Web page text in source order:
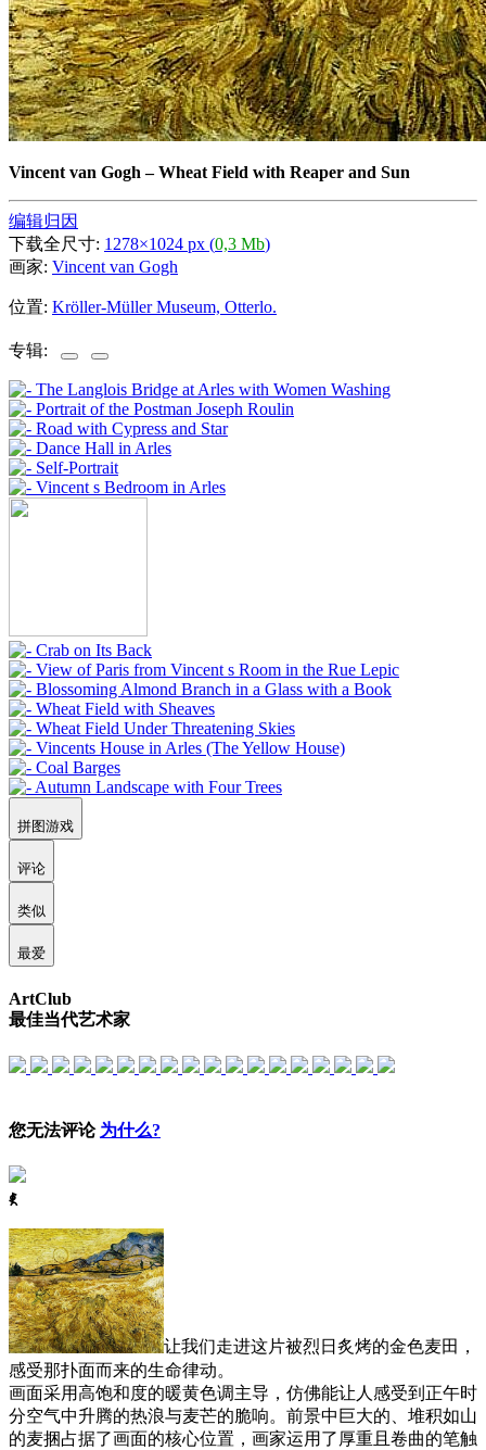
Vincent van Gogh –Wheat Field with Reaper and Sun
编辑归因
下载全尺寸: 1278×1024 px (0,3 Mb)
画家: Vincent van Gogh
位置: Kröller-Müller Museum, Otterlo.
专辑:
拼图游戏
评论
类似
最爱
ArtClub
最佳当代艺术家
您无法评论 为什么?
ꈅ
让我们走进这片被烈日炙烤的金色麦田，
感受那扑面而来的生命律动。
画面采用高饱和度的暖黄色调主导，仿佛能让人感受到正午时
分空气中升腾的热浪与麦芒的脆响。前景中巨大的、堆积如山
的麦捆占据了画面的核心位置，画家运用了厚重且卷曲的笔触